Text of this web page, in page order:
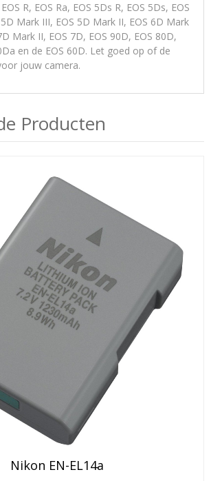
R, EOS Ra, EOS 5Ds R, EOS 5Ds, EOS
Mark III, EOS 5D Mark II, EOS 6D Mark
Mark II, EOS 7D, EOS 90D, EOS 80D,
en de EOS 60D. Let goed op of de
jouw camera.
Producten
Nikon EN-EL14a